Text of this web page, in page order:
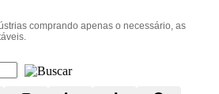
comprando apenas o necessário, as